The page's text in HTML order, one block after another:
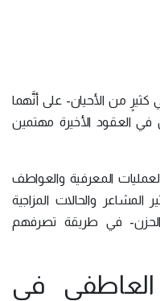
كثيرٍ من الأحيان- على أنَّهما
في العقود الأخيرة مهتمين
المعرفية والعواطف
المشاعر والحالات المزاجية
في طريقة تصرفهم
العاطفي في